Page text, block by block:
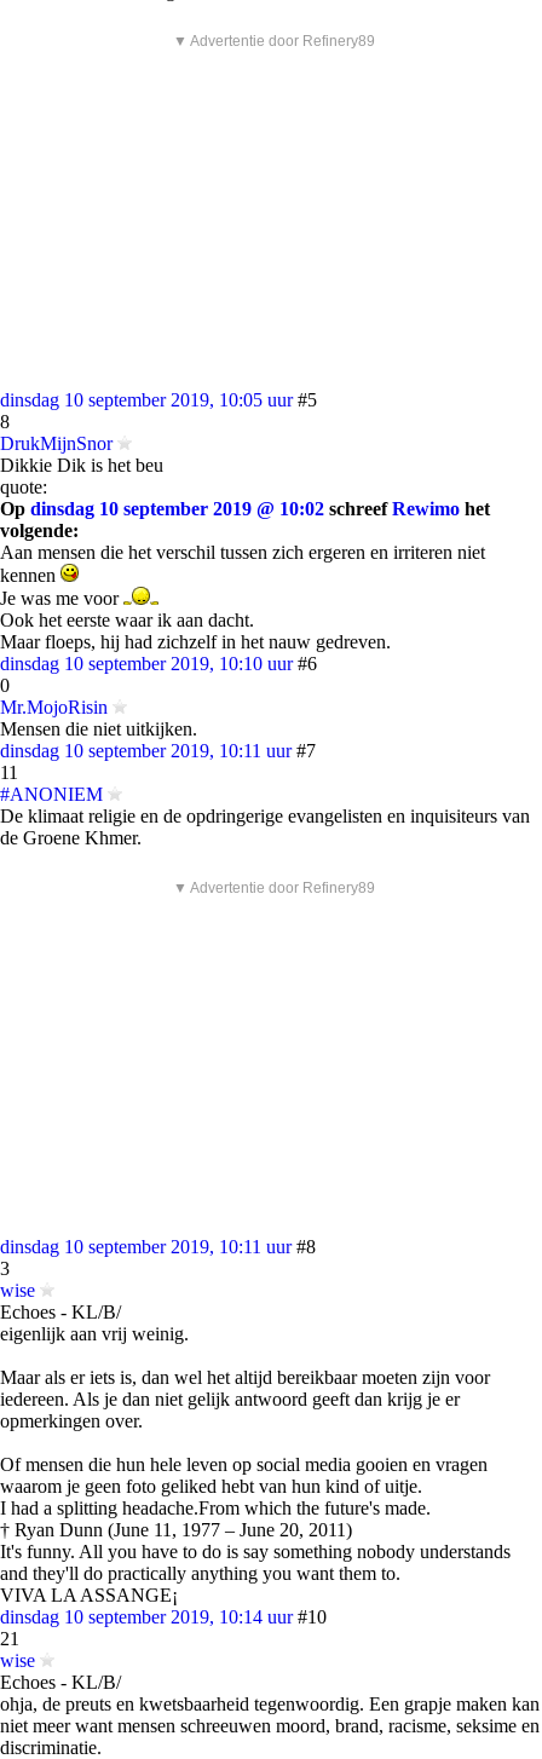
▼ Advertentie door Refinery89
dinsdag 10 september 2019, 10:05 uur #5
8
DrukMijnSnor
Dikkie Dik is het beu
quote:
Op dinsdag 10 september 2019 @ 10:02 schreefRewimo het
volgende:
Aan mensen die het verschil tussen zich ergeren en irriteren niet
kennen
Je was me voor
Ook het eerste waar ik aan dacht.
Maar floeps, hij had zichzelf in het nauw gedreven.
dinsdag 10 september 2019, 10:10 uur #6
0
Mr.MojoRisin
Mensen die niet uitkijken.
dinsdag 10 september 2019, 10:11 uur #7
11
#ANONIEM
De klimaat religie en de opdringerige evangelisten en inquisiteurs van
de Groene Khmer.
▼ Advertentie door Refinery89
dinsdag 10 september 2019, 10:11 uur #8
3
wise
Echoes - KL/B/
eigenlijk aan vrij weinig.
Maar als er iets is, dan wel het altijd bereikbaar moeten zijn voor
iedereen. Als je dan niet gelijk antwoord geeft dan krijg je er
opmerkingen over.
Of mensen die hun hele leven op social media gooien en vragen
waarom je geen foto geliked hebt van hun kind of uitje.
I had a splitting headache.From which the future's made.
† Ryan Dunn (June 11, 1977 – June 20, 2011)
It's funny. All you have to do is say something nobody understands
and they'll do practically anything you want them to.
VIVA LA ASSANGE¡
dinsdag 10 september 2019, 10:14 uur #10
21
wise
Echoes - KL/B/
ohja, de preuts en kwetsbaarheid tegenwoordig. Een grapje maken kan
niet meer want mensen schreeuwen moord, brand, racisme, seksime en
discriminatie.